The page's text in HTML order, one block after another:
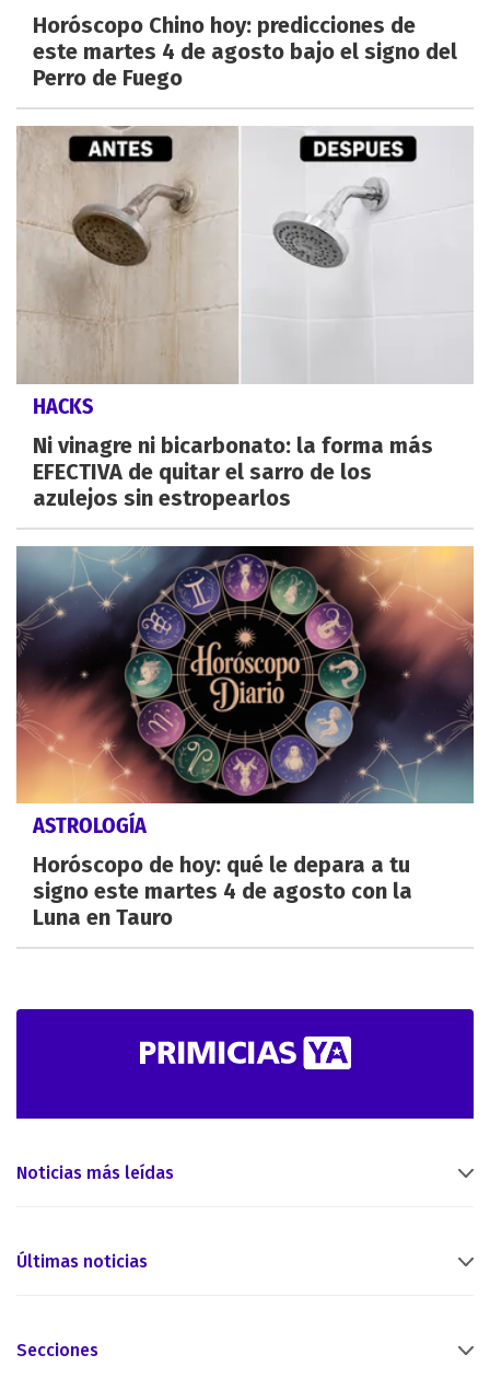
Horóscopo Chino hoy: predicciones de
este martes 4 de agosto bajo el signo del
Perro de Fuego
HACKS
Ni vinagre ni bicarbonato: la forma más
EFECTIVA de quitar el sarro de los
azulejos sin estropearlos
ASTROLOGÍA
Horóscopo de hoy: qué le depara a tu
signo este martes 4 de agosto con la
Luna en Tauro
Noticias más leídas
Últimas noticias
Secciones